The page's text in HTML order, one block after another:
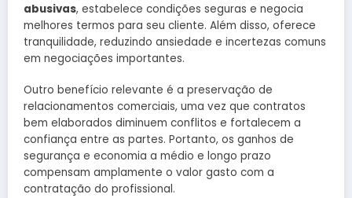
abusivas, estabelece condições seguras e negocia
melhores termos para seu cliente. Além disso, oferece
tranquilidade, reduzindo ansiedade e incertezas comuns
em negociações importantes.
Outro benefício relevante é a preservação de
relacionamentos comerciais, uma vez que contratos
bem elaborados diminuem conflitos e fortalecem a
confiança entre as partes. Portanto, os ganhos de
segurança e economia a médio e longo prazo
compensam amplamente o valor gasto com a
contratação do profissional.